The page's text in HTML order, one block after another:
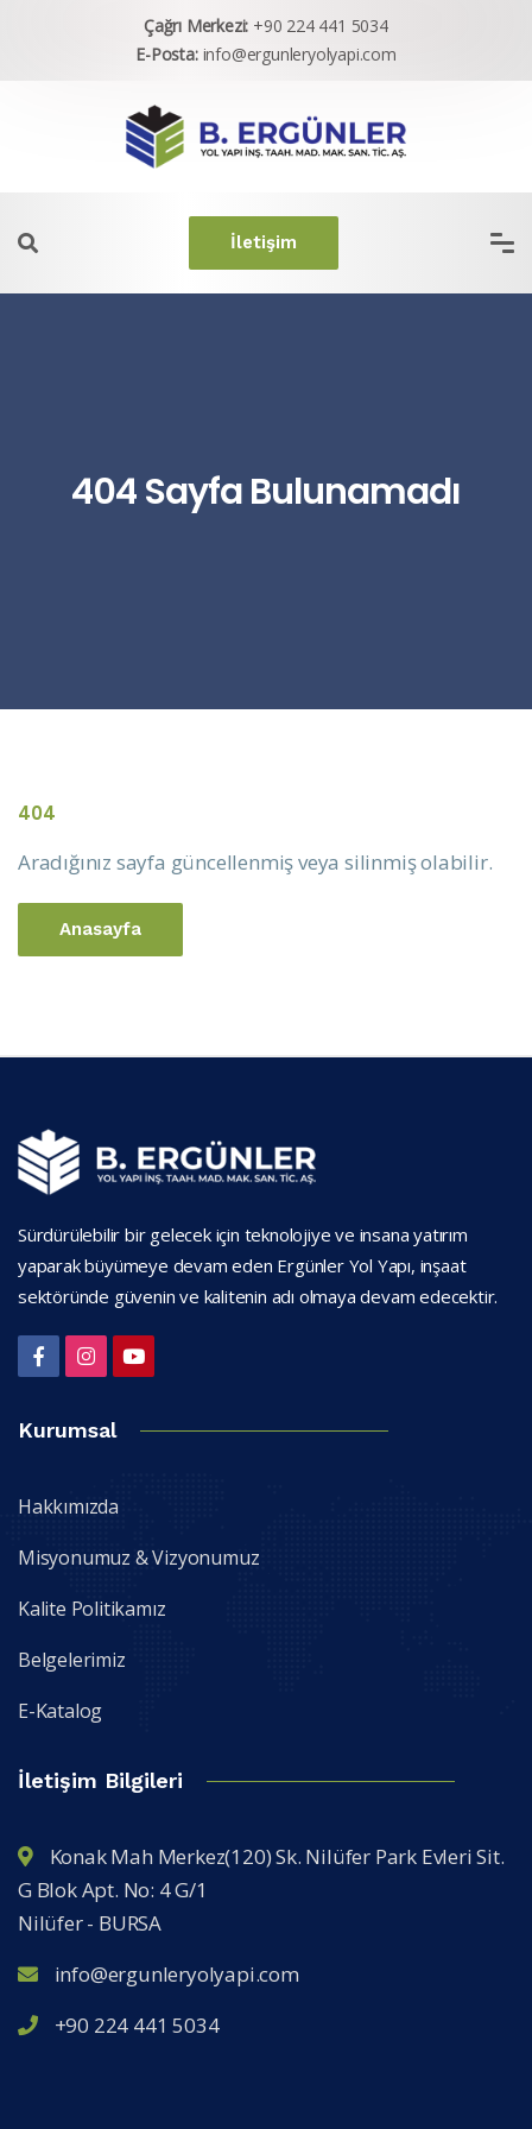
Çağrı Merkezi: +90 224 441 5034
E-Posta: info@ergunleryolyapi.com
İletişim
404 Sayfa Bulunamadı
404
Aradığınız sayfa güncellenmiş veya silinmiş olabilir.
Anasayfa
Sürdürülebilir bir gelecek için teknolojiye ve insana yatırım
yaparak büyümeye devam eden Ergünler Yol Yapı, inşaat
sektöründe güvenin ve kalitenin adı olmaya devam edecektir.
Kurumsal
Hakkımızda
Misyonumuz & Vizyonumuz
Kalite Politikamız
Belgelerimiz
E-Katalog
İletişim Bilgileri
Konak Mah Merkez(120) Sk. Nilüfer Park Evleri Sit.
G Blok Apt. No: 4 G/1
Nilüfer - BURSA
info@ergunleryolyapi.com
+90 224 441 5034